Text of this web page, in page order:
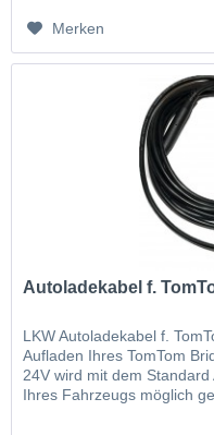
Merken
Autoladekabel f.
LKW Autoladekabel f.
Aufladen Ihres TomTom
24V wird mit dem
Ihres Fahrzeugs möglich